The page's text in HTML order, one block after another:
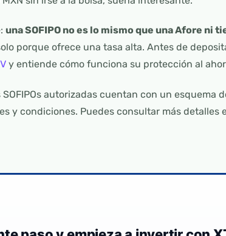
una SOFIPO no es lo mismo que una Afore ni
porque ofrece una tasa alta. Antes de
y entiende cómo funciona su protección al
SOFIPOs autorizadas cuentan con un esquema
y condiciones. Puedes consultar más detalles